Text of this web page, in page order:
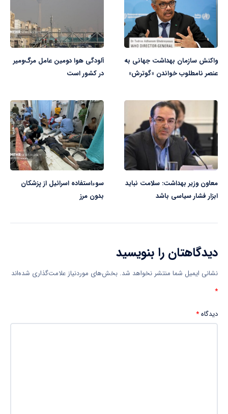
واکنش سازمان بهداشت جهانی به
عنصر نامطلوب خواندن «گوترش»
آلودگی هوا دومین عامل مرگ‌ومیر
در کشور است
معاون وزیر بهداشت: سلامت نباید
ابزار فشار سیاسی باشد
سوءاستفاده اسرائیل از پزشکان
بدون مرز
دیدگاهتان را بنویسید
نشانی ایمیل شما منتشر نخواهد شد. بخش‌های موردنیاز علامت‌گذاری شده‌اند
*
دیدگاه*